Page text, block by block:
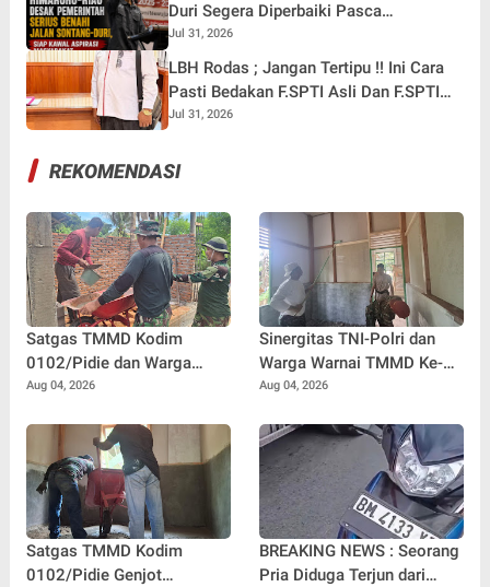
Duri Segera Diperbaiki Pasca
Meninggalnya Anak 9 Tahun
Jul 31, 2026
LBH Rodas ; Jangan Tertipu !! Ini Cara
Pasti Bedakan F.SPTI Asli Dan F.SPTI
Yang Abal -Abal
Jul 31, 2026
REKOMENDASI
Satgas TMMD Kodim
0102/Pidie dan Warga
Kebut Pembangunan MCK,
Meunasah Blang Cot
Aug 04, 2026
Sinergitas TNI-Polri dan
Warga Warnai TMMD Ke-
129 Kodim 0102/Pidie,
Kepedulian Bersama
Aug 04, 2026
Satgas TMMD Kodim
0102/Pidie Genjot
BREAKING NEWS : Seorang
Pria Diduga Terjun dari